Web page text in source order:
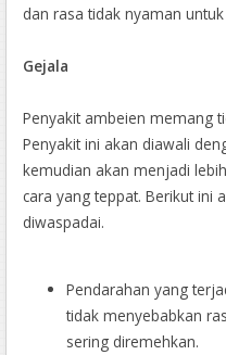
dan rasa tidak nyaman
Gejala
Penyakit ambeien memang
Penyakit ini akan diawali
kemudian akan menjadi
cara yang teppat. Berikut ini
diwaspadai.
Pendarahan yang
tidak menyebabkan
sering diremehkan.